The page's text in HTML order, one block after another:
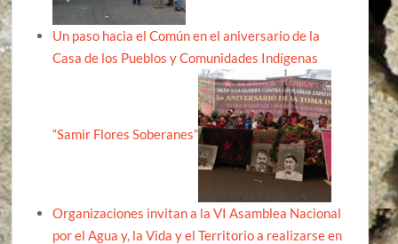
Un paso hacia el Común en el aniversario de la
Casa de los Pueblos y Comunidades Indígenas
“Samir Flores Soberanes”
Organizaciones invitan a la VI Asamblea Nacional
por el Agua y, la Vida y el Territorio a realizarse en